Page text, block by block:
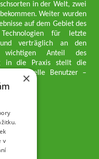
in der Welt, zwei
Weiter wurden
auf dem Gebiet des
für letzte
verträglich an den
wichtigen Anteil des
in die Praxis stellt die
Benutzer –
wird.
×
v